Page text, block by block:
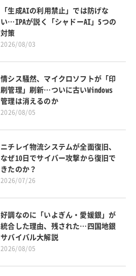
「生成AIの利用禁止」では防げな
い…IPAが説く「シャドーAI」5つの
対策
2026/08/03
情シス騒然、マイクロソフトが「印
刷管理」刷新…ついに古いWindows
管理は消えるのか
2026/08/05
ニチレイ物流システムが全面復旧、
なぜ10日でサイバー攻撃から復旧で
きたのか？
2026/07/26
好調なのに「いよぎん・愛媛銀」が
統合した理由、残された…四国地銀
サバイバル大解説
2026/08/05